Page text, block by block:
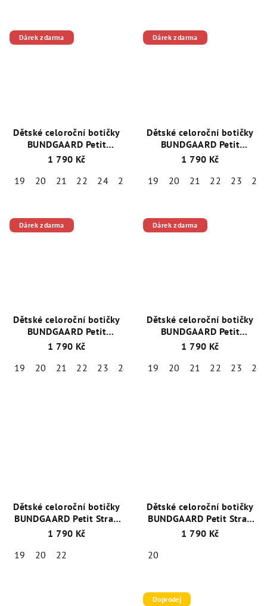
Dárek zdarma
Dětské celoroční botičky
BUNDGAARD Petit
BG101219-2115 Cognac
zdarma
1 790 Kč
19
20 21 22 24 25
Dárek zdarma
Dětské celoroční botičky
BUNDGAARD Petit
BG101219-5185 Navy
1 790 Kč
19
20 21 22 23 25
Dárek zdarma
Dětské celoroční botičky
BUNDGAARD Petit
BG101219-1199 Black
1 790 Kč
19
20 21 22 23 24 25
Dárek zdarma
Dětské celoroční botičky
BUNDGAARD Petit
BG101219-3110 Old Rose
zdarma
1 790 Kč
19
20 21 22 23 24
Dětské celoroční botičky
BUNDGAARD Petit Strap
BG101068-668 Rabbit
1 790 Kč
19
20 22
Dětské celoroční botičky
BUNDGAARD Petit Strap
BG101068-788 Rose Gold
1 790 Kč
20
Doprodej